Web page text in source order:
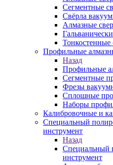
Сегментные
Свёрла
Алмазные
Профильные
Назад
Профильные
Сегментные
Фрезы
Сплошные
Наборы
Калибровочные и
Специальный
инструмент
Назад
Специальный
инструмент